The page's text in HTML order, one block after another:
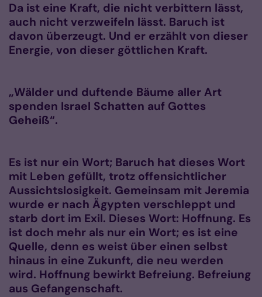
Da ist eine Kraft, die nicht verbittern lässt,
auch nicht verzweifeln lässt. Baruch ist
davon überzeugt. Und er erzählt von dieser
Energie, von dieser göttlichen Kraft.
„Wälder und duftende Bäume aller Art
spenden Israel Schatten auf Gottes
Geheiß“.
Es ist nur ein Wort; Baruch hat dieses Wort
mit Leben gefüllt, trotz offensichtlicher
Aussichtslosigkeit. Gemeinsam mit Jeremia
wurde er nach Ägypten verschleppt und
starb dort im Exil. Dieses Wort: Hoffnung. Es
ist doch mehr als nur ein Wort; es ist eine
Quelle, denn es weist über einen selbst
hinaus in eine Zukunft, die neu werden
wird. Hoffnung bewirkt Befreiung. Befreiung
aus Gefangenschaft.